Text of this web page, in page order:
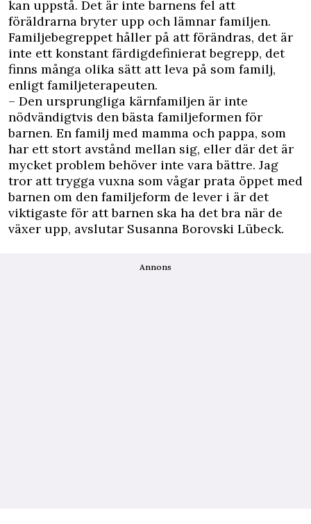
kan uppstå. Det är inte barnens fel att
föräldrarna bryter upp och lämnar familjen.
Familjebegreppet håller på att förändras, det är
inte ett konstant färdigdefinierat begrepp, det
finns många olika sätt att leva på som familj,
enligt familjeterapeuten.
– Den ursprungliga kärnfamiljen är inte
nödvändigtvis den bästa familjeformen för
barnen. En familj med mamma och pappa, som
har ett stort avstånd mellan sig, eller där det är
mycket problem behöver inte vara bättre. Jag
tror att trygga vuxna som vågar prata öppet med
barnen om den familjeform de lever i är det
viktigaste för att barnen ska ha det bra när de
växer upp, avslutar Susanna Borovski Lübeck.
Annons